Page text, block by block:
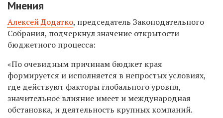
Мнения
Алексей Додатко, председатель Законодательного
Собрания, подчеркнул значение открытости
бюджетного процесса:
«По очевидным причинам бюджет края
формируется и исполняется в непростых условиях,
где действуют факторы глобального уровня,
значительное влияние имеет и международная
обстановка, и деятельность крупных компаний.